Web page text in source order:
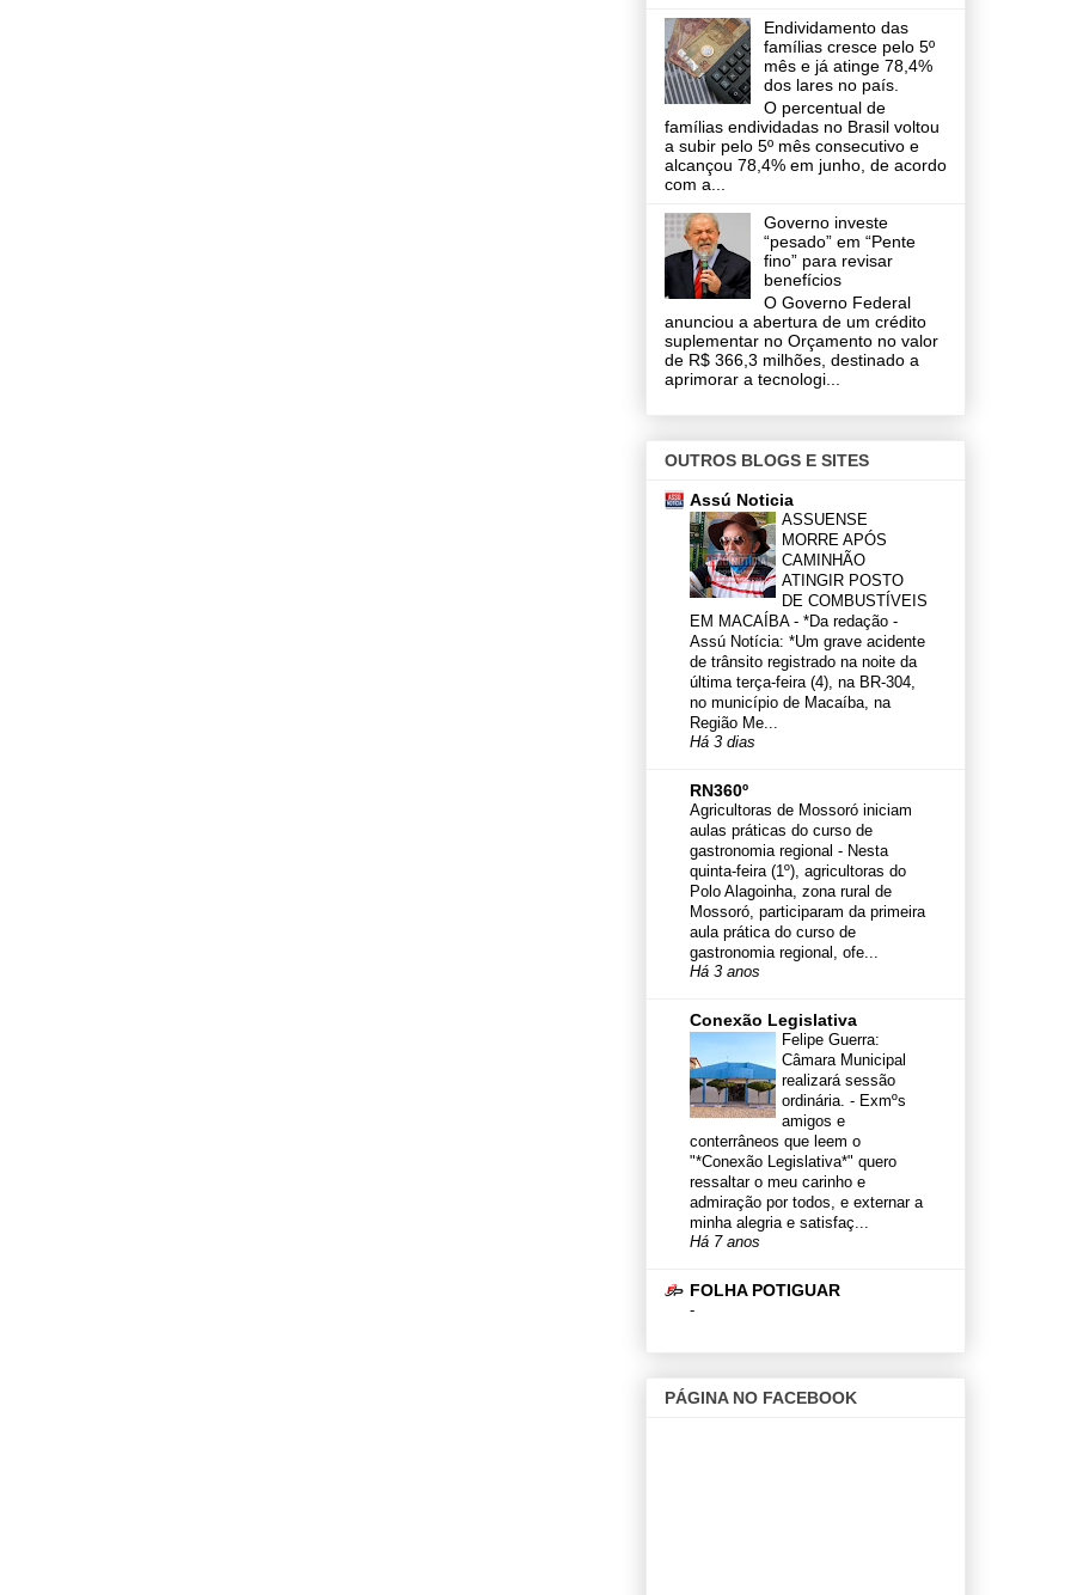
Endividamento das
famílias cresce pelo 5º
mês e já atinge 78,4%
dos lares no país.
O percentual de
famílias endividadas no Brasil voltou
a subir pelo 5º mês consecutivo e
alcançou 78,4% em junho, de acordo
com a...
Governo investe
“pesado” em “Pente
fino” para revisar
benefícios
O Governo Federal
anunciou a abertura de um crédito
suplementar no Orçamento no valor
de R$ 366,3 milhões, destinado a
aprimorar a tecnologi...
OUTROS BLOGS E SITES
Assú Noticia
ASSUENSE
MORRE APÓS
CAMINHÃO
ATINGIR POSTO
DE COMBUSTÍVEIS
EM MACAÍBA - *Da redação -
Assú Notícia: *Um grave acidente
de trânsito registrado na noite da
última terça-feira (4), na BR-304,
no município de Macaíba, na
Região Me...
Há 3 dias
RN360º
Agricultoras de Mossoró iniciam
aulas práticas do curso de
gastronomia regional - Nesta
quinta-feira (1º), agricultoras do
Polo Alagoinha, zona rural de
Mossoró, participaram da primeira
aula prática do curso de
gastronomia regional, ofe...
Há 3 anos
Conexão Legislativa
Felipe Guerra:
Câmara Municipal
realizará sessão
ordinária. - Exmºs
amigos e
conterrâneos que leem o
"*Conexão Legislativa*" quero
ressaltar o meu carinho e
admiração por todos, e externar a
minha alegria e satisfaç...
Há 7 anos
FOLHA POTIGUAR
-
PÁGINA NO FACEBOOK